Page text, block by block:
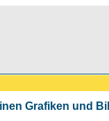
Grafiken und